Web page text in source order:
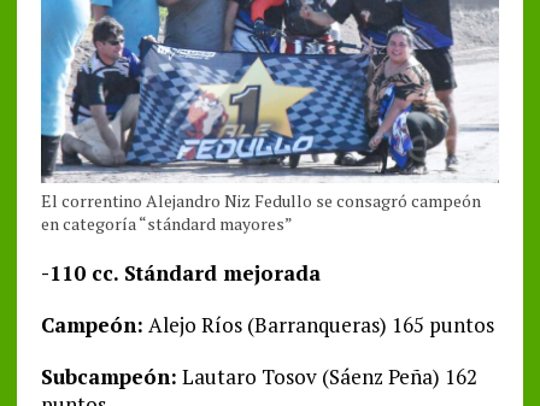
El correntino Alejandro Niz Fedullo se consagró campeón
en categoría “stándard mayores”
-110 cc. Stándard mejorada
Campeón: Alejo Ríos (Barranqueras) 165 puntos
Subcampeón: Lautaro Tosov (Sáenz Peña) 162